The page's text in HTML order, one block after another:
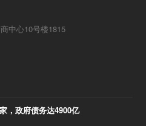
中心10号楼1815
，政府债务达4900亿